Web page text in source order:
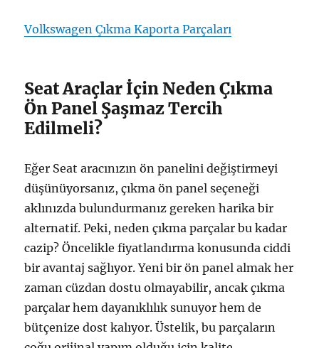
Volkswagen Çıkma Kaporta Parçaları
Seat Araçlar İçin Neden Çıkma
Ön Panel Şaşmaz Tercih
Edilmeli?
Eğer Seat aracınızın ön panelini değiştirmeyi
düşünüyorsanız, çıkma ön panel seçeneği
aklınızda bulundurmanız gereken harika bir
alternatif. Peki, neden çıkma parçalar bu kadar
cazip? Öncelikle fiyatlandırma konusunda ciddi
bir avantaj sağlıyor. Yeni bir ön panel almak her
zaman cüzdan dostu olmayabilir, ancak çıkma
parçalar hem dayanıklılık sunuyor hem de
bütçenize dost kalıyor. Üstelik, bu parçaların